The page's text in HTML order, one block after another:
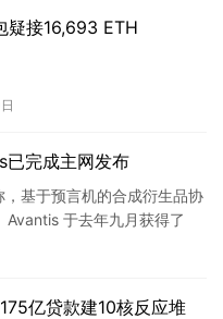
疑接16,693 ETH
已完成主网发布
基于预言机的合成衍生品协
于去年九月获得了
亿贷款建10核反应堆